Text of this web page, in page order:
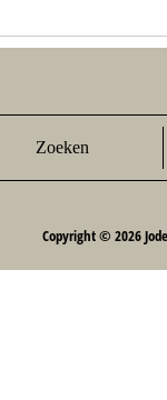
Zoeken
Copyright © 2026